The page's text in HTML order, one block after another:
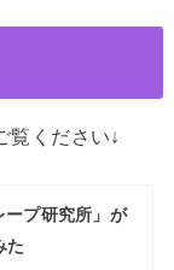
覧ください↓
ープ研究所」が
た